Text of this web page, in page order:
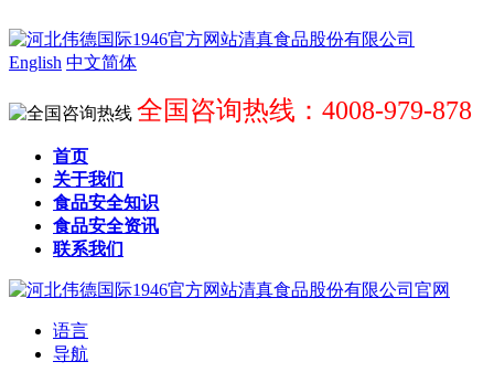
English 中文简体
全国咨询热线：4008-979-878
首页
关于我们
食品安全知识
食品安全资讯
联系我们
语言
导航